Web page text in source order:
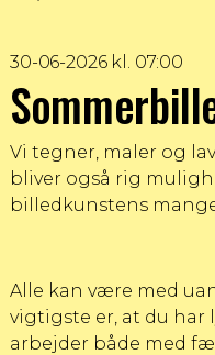
30-06-2026 kl. 07:00
Vi tegner, maler og
bliver også rig
billedkunstens
Alle kan være med
vigtigste er, at du har
arbejder både med